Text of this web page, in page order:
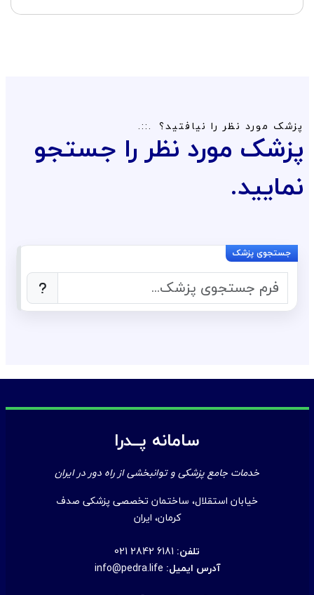
پزشک مورد نظر را نیافتید؟
پزشک مورد نظر را جستجو
نمایید.
سامانه پــدرا
خدمات جامع پزشکی و توانبخشی از راه دور در ایران
خیابان استقلال، ساختمان تخصصی پزشکی صدف
کرمان، ایران
تلفن: 021 2842 6181
آدرس ایمیل: info@pedra.life